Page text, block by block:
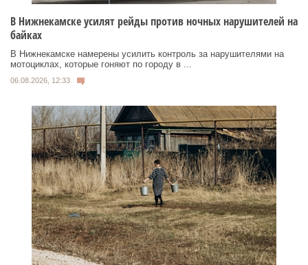
В Нижнекамске усилят рейды против ночных нарушителей на
байках
В Нижнекамске намерены усилить контроль за нарушителями на
мотоциклах, которые гоняют по городу в ...
06.08.2026, 12:33